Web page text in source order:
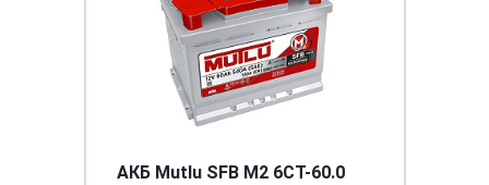
АКБ Mutlu SFB M2 6СТ-60.0